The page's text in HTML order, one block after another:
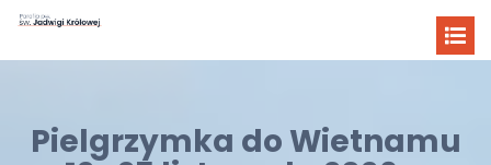
Pielgrzymka do Wietnamu